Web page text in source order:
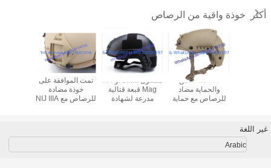
أكثر خوذة واقية من الرصاص
تمت الموافقة على
خوذة مضادة
للرصاص مع NIJ IIIA
مستوى 9MM أو 44.
Mag قبعة قتالية
مدرعة لشهادة
NIJ IIIA الأمن
والحماية مضاد
للرصاص مع حماية
غير اللغة
Arabic